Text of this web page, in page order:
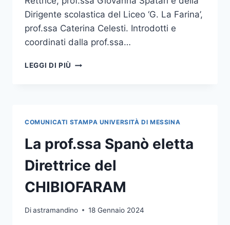
Dirigente scolastica del Liceo ‘G. La Farina’,
prof.ssa Caterina Celesti. Introdotti e
coordinati dalla prof.ssa…
LEGGI DI PIÙ VENERDÌ
VIKTOR
E.
FRANKL,
UNO
PSICOLOGO
NEI
COMUNICATI STAMPA UNIVERSITÀ DI MESSINA
La prof.ssa Spanò eletta
Direttrice del
CHIBIOFARAM
Diastramandino 18 Gennaio 2024